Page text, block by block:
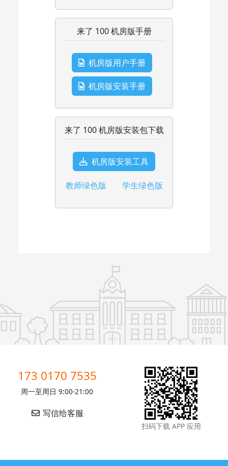
来了 100 机房版手册
机房版用户手册
机房版安装手册
来了 100 机房版安装包下载
机房版安装工具
教师绿色版 学生绿色版
173 0170 7535
周一至周日 9:00-21:00
写信给客服
扫码下载 APP 应用